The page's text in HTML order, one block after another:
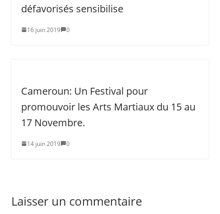
défavorisés sensibilise
16 juin 2019 0
Cameroun: Un Festival pour
promouvoir les Arts Martiaux du 15 au
17 Novembre.
14 juin 2019 0
Laisser un commentaire